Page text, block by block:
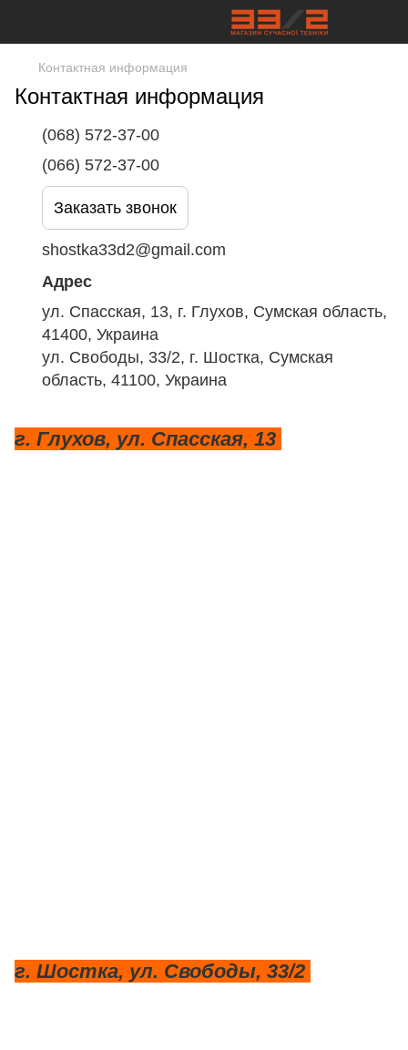
Контактная информация
Контактная информация
(068) 572-37-00
(066) 572-37-00
Заказать звонок
shostka33d2@gmail.com
Адрес
ул. Спасская, 13, г. Глухов, Сумская область,
41400, Украина
ул. Свободы, 33/2, г. Шостка, Сумская
область, 41100, Украина
г. Глухов, ул. Спасская, 13
г. Шостка, ул. Свободы, 33/2